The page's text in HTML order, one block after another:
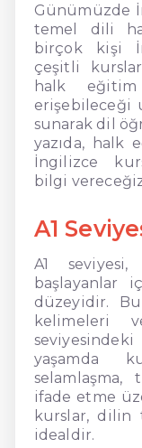
Günümüzde
temel dili
birçok kişi
çeşitli
halk
erişebileceği
sunarak dil
yazıda, halk
İngilizce
bilgi
A1
A1
başlayanlar
düzeyidir. Bu
kelimeleri
yaşamda
selamlaşma,
ifade etme
kurslar, dilin
idealdir.